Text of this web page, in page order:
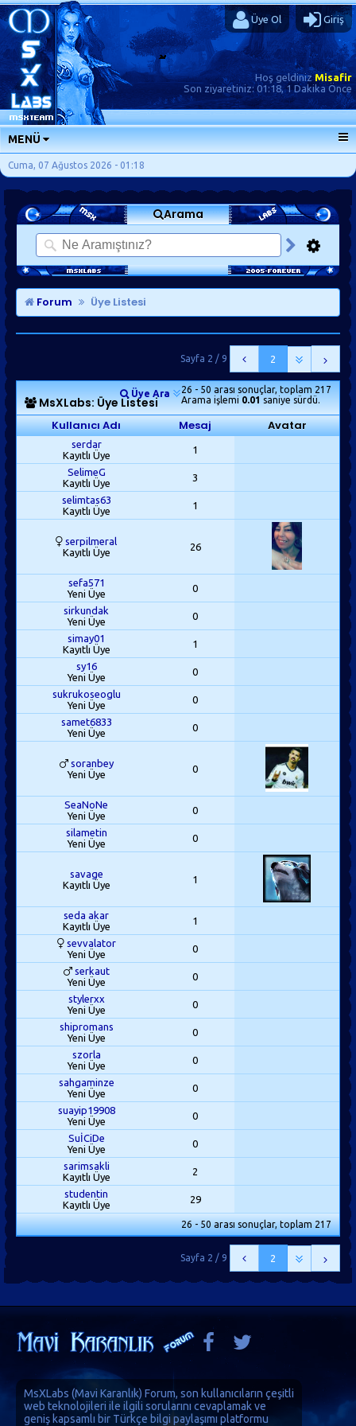
Üye Ol Giriş
Hoş geldinizMisafir
Son ziyaretiniz: 01:18, 1 Dakika Önce
MENÜ
ANA SAYFA
FORUMLAR
SORU-CEVAP
GÜNLÜKLER
SON MESAJLAR
KISAYOLLAR
Cuma, 07 Ağustos 2026 - 01:18
Arama
Forum Üye Listesi
2
Sayfa 2 / 9
26 - 50 arası sonuçlar, toplam 217
Arama işlemi 0.01 saniye sürdü.
Üye Ara
MsXLabs: Üye Listesi
Kullanıcı Adı Mesaj Avatar
serdar
Kayıtlı Üye
1
SelimeG
Kayıtlı Üye
3
selimtas63
Kayıtlı Üye
1
serpilmeral
Kayıtlı Üye
26
sefa571
Yeni Üye
0
sirkundak
Yeni Üye
0
simay01
Kayıtlı Üye
1
sy16
Yeni Üye
0
sukrukoseoglu
Yeni Üye
0
samet6833
Yeni Üye
0
soranbey
Yeni Üye
0
SeaNoNe
Yeni Üye
0
silametin
Yeni Üye
0
savage
Kayıtlı Üye
1
seda akar
Kayıtlı Üye
1
sevvalator
Yeni Üye
0
serkaut
Yeni Üye
0
stylerxx
Yeni Üye
0
shipromans
Yeni Üye
0
szorla
Yeni Üye
0
sahgaminze
Yeni Üye
0
suayip19908
Yeni Üye
0
SuİCiDe
Yeni Üye
0
sarimsakli
Kayıtlı Üye
2
studentin
Kayıtlı Üye
29
26 - 50 arası sonuçlar, toplam 217
2
Sayfa 2 / 9
MsXLabs (Mavi Karanlık) Forum, son kullanıcıların çeşitli
web teknolojileri ile ilgili sorularını cevaplamak ve
geniş kapsamlı bir Türkçe bilgi paylaşımı platformu